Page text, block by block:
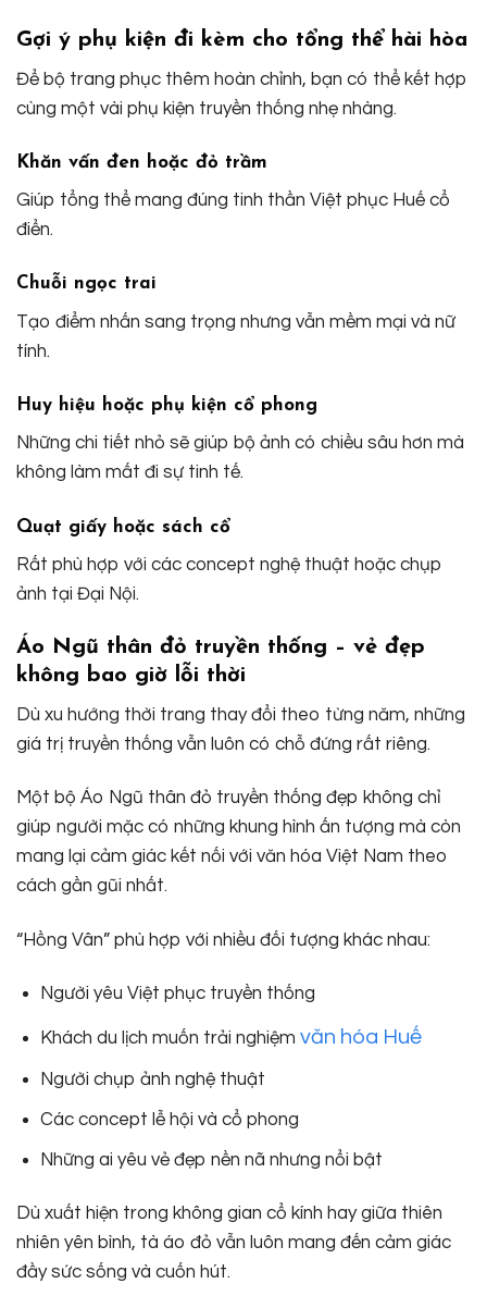
Gợi ý phụ kiện đi kèm cho tổng thể hài hòa
Để bộ trang phục thêm hoàn chỉnh, bạn có thể kết hợp
cùng một vài phụ kiện truyền thống nhẹ nhàng.
Khăn vấn đen hoặc đỏ trầm
Giúp tổng thể mang đúng tinh thần Việt phục Huế cổ
điển.
Chuỗi ngọc trai
Tạo điểm nhấn sang trọng nhưng vẫn mềm mại và nữ
tính.
Huy hiệu hoặc phụ kiện cổ phong
Những chi tiết nhỏ sẽ giúp bộ ảnh có chiều sâu hơn mà
không làm mất đi sự tinh tế.
Quạt giấy hoặc sách cổ
Rất phù hợp với các concept nghệ thuật hoặc chụp
ảnh tại Đại Nội.
Áo Ngũ thân đỏ truyền thống – vẻ đẹp
không bao giờ lỗi thời
Dù xu hướng thời trang thay đổi theo từng năm, những
giá trị truyền thống vẫn luôn có chỗ đứng rất riêng.
Một bộ Áo Ngũ thân đỏ truyền thống đẹp không chỉ
giúp người mặc có những khung hình ấn tượng mà còn
mang lại cảm giác kết nối với văn hóa Việt Nam theo
cách gần gũi nhất.
“Hồng Vân” phù hợp với nhiều đối tượng khác nhau:
Người yêu Việt phục truyền thống
Khách du lịch muốn trải nghiệmvăn hóa Huế
Người chụp ảnh nghệ thuật
Các concept lễ hội và cổ phong
Những ai yêu vẻ đẹp nền nã nhưng nổi bật
Dù xuất hiện trong không gian cổ kính hay giữa thiên
nhiên yên bình, tà áo đỏ vẫn luôn mang đến cảm giác
đầy sức sống và cuốn hút.